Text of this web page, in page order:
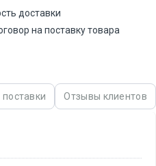
доставки
на поставку товара
Отзывы клиентов